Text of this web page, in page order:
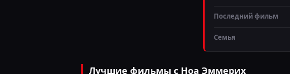
Последний фильм
Семья
Лучшие фильмы с Ноа Эммерих